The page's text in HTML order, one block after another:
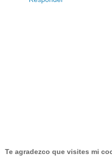
Te agradezco que visites mi